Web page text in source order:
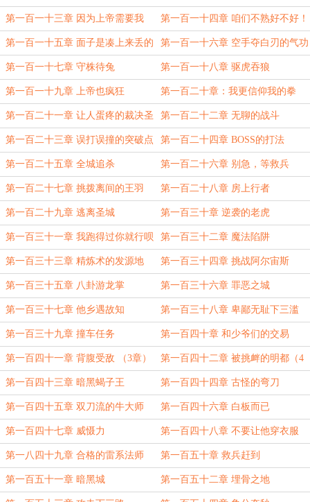
第一百一十三章 因为上帝需要我 第一百一十四章 咱们不熟好不好！
第一百一十五章 面子是凑上来丢的 第一百一十六章 空手夺白刃的气功
师
第一百一十七章 守株待兔 第一百一十八章 驱虎吞狼
第一百一十九章 上帝也疯狂 第一百二十章：我更信仰我的拳
头！
第一百二十一章 让人蛋疼的裁决圣
光
第一百二十二章 无聊的战斗
第一百二十三章 误打误撞的突破点 第一百二十四章 BOSS的打法
第一百二十五章 全城追杀 第一百二十六章 别急，等救兵
第一百二十七章 挑拨离间的王羽 第一百二十八章 房上行者
第一百二十九章 逃离圣城 第一百三十章 逆袭的老虎
第一百三十一章 我跑得过你就行呗 第一百三十二章 魔法陷阱
第一百三十三章 精炼术的发源地 第一百三十四章 挑战阿尔宙斯
第一百三十五章 八卦游龙掌 第一百三十六章 罪恶之城
第一百三十七章 他乡遇故知 第一百三十八章 卑鄙无耻下三滥
第一百三十九章 撞车任务 第一百四十章 和少爷们的交易
第一百四十一章 背腹受敌 （3章） 第一百四十二章 被挑衅的明都（4
章）
第一百四十三章 暗黑蝎子王 第一百四十四章 古怪的弯刀
第一百四十五章 双刀流的牛大师 第一百四十六章 白板而已
第一百四十七章 威慑力 第一百四十八章 不要让他穿衣服
第一八四十九章 合格的雷系法师 第一百五十章 救兵赶到
第一百五十一章 暗黑城 第一百五十二章 埋骨之地